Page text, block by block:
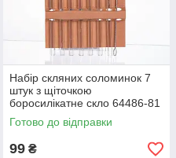
Набір скляних соломинок 7
штук з щіточкою
боросилікатне скло 64486-81
Готово до відправки
99 ₴